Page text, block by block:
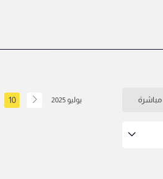
مباشرة يوليو 2025 10